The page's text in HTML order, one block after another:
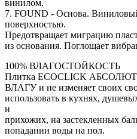
винилом.
7. FOUND - Основа.
поверхностью.
Предотвращает миграцию
из основания. Поглощает
100% ВЛАГОСТОЙКОСТЬ
Плитка ECOCLICK
ВЛАГУ и не изменяет своих
использовать в кухнях,
и
прихожих, на застекленных
попадании воды на пол.